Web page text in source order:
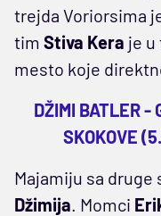
trejda Voriorsima
tim Stiva Kera je u
mesto koje
DŽIMI BATLER -
SKOKOVE
Majamiju sa druge
Džimija. Momci